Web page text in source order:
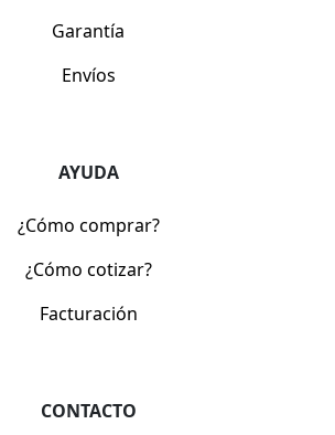
Garantía
Envíos
AYUDA
¿Cómo comprar?
¿Cómo cotizar?
Facturación
CONTACTO